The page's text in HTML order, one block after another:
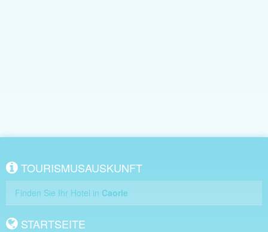
TOURISMUSAUSKUNFT
Finden Sie Ihr Hotel in Caorle
STARTSEITE